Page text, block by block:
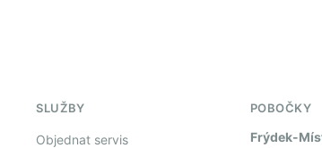
SLUŽBY
Objednat servis
POBOČKY
Frýdek-